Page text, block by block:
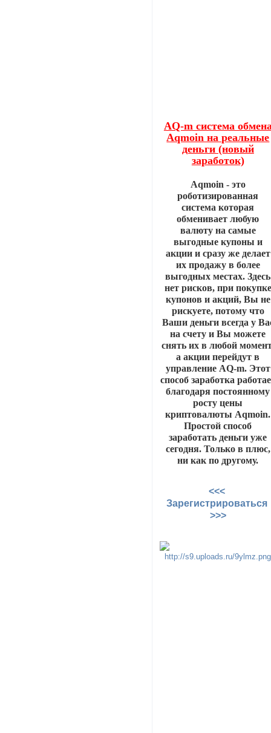
AQ-m система
Aqmoin на реальные
деньги (новый
заработок)
Aqmoin - это
роботизированная
система которая
обменивает любую
валюту на самые
выгодные купоны и
акции и сразу же делает
их продажу в более
выгодных местах. Здесь
нет рисков, при покупке
купонов и акций, Вы не
рискуете, потому что
Ваши деньги всегда у
на счету и Вы можете
снять их в любой
а акции перейдут в
управление AQ-m. Этот
способ заработка
благодаря постоянному
росту цены
криптовалюты Aqmoin.
Простой способ
заработать деньги уже
сегодня. Только в плюс,
ни как по другому.
<<<
Зарегистрироваться
>>>